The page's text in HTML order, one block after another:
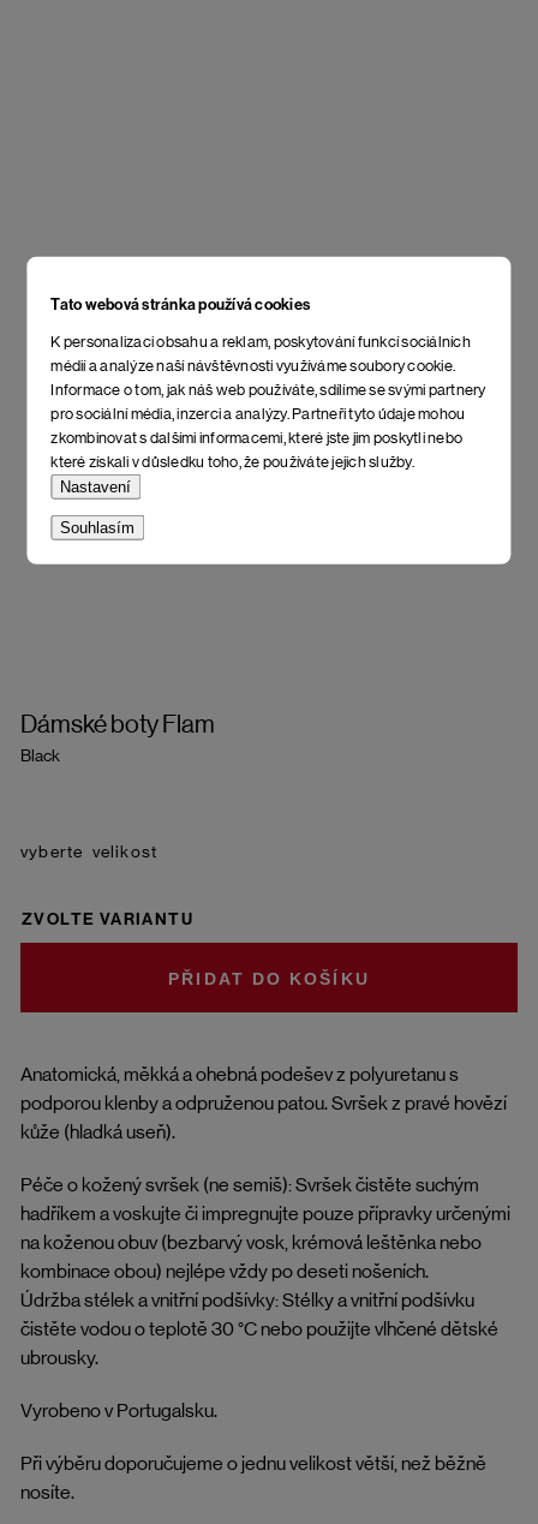
Tato webová stránka používá cookies
K personalizaci obsahu a reklam, poskytování funkcí sociálních
médií a analýze naší návštěvnosti využíváme soubory cookie.
Informace o tom, jak náš web používáte, sdílíme se svými partnery
pro sociální média, inzerci a analýzy. Partneři tyto údaje mohou
zkombinovat s dalšími informacemi, které jste jim poskytli nebo
které získali v důsledku toho, že používáte jejich služby.
Nastavení
Souhlasím
Dámské boty Flam
Black
Anatomická, měkká a ohebná podešev z polyuretanu s
podporou klenby a odpruženou patou. Svršek z pravé hovězí
kůže (hladká useň).
Péče o kožený svršek (ne semiš): Svršek čistěte suchým
hadříkem a voskujte či impregnujte pouze přípravky určenými
na koženou obuv (bezbarvý vosk, krémová leštěnka nebo
kombinace obou) nejlépe vždy po deseti nošeních.
Údržba stélek a vnitřní podšívky: Stélky a vnitřní podšívku
čistěte vodou o teplotě 30 °C nebo použijte vlhčené dětské
ubrousky.
Vyrobeno v Portugalsku.
Při výběru doporučujeme o jednu velikost větší, než běžně
nosíte.
velikost
ZVOLTE VARIANTU
DO KOŠÍKU